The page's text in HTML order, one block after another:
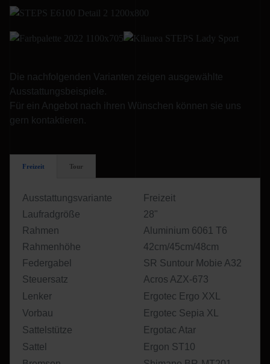
Die nachfolgenden Varianten zeigen ausgewählte
Ausstattungsbeispiele.
Für ein Angebot nach ihren Wünschen können sie uns
gern kontaktieren.
Freizeit Tour
Ausstattungsvariante
Freizeit
Laufradgröße
28"
Rahmen
Aluminium 6061 T6
Rahmenhöhe
42cm/45cm/48cm
Federgabel
SR Suntour Mobie A32
Steuersatz
Acros AZX-673
Lenker
Ergotec Ergo XXL
Vorbau
Ergotec Sepia XL
Sattelstütze
Ergotac Atar
Sattel
Ergon ST10